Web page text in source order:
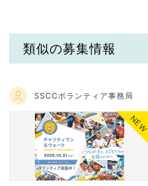
類似の募集情報
SSCCボランティア事務局
NEW